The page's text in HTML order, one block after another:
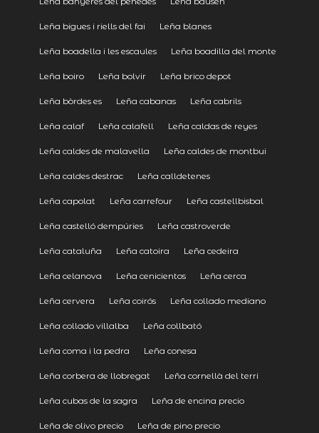
Leña bigues i riells del fai Leña blanes
Leña boadella i les escaules Leña boadilla del monte
Leña boiro Leña bolvir Leña brico depot
Leña bòrdes es Leña cabanas Leña cabrils
Leña calaf Leña calafell Leña caldas de reyes
Leña caldes de malavella Leña caldes de montbui
Leña caldes destrac Leña calldetenes
Leña capolat Leña carrefour Leña castellbisbal
Leña castelló dempúries Leña castroverde
Leña cataluña Leña catoira Leña cedeira
Leña celanova Leña cenicientos Leña cerca
Leña cervera Leña coirós Leña collado mediano
Leña collado villalba Leña collbató
Leña coma i la pedra Leña conesa
Leña corbera de llobregat Leña cornellà del terri
Leña cubas de la sagra Leña de encina precio
Leña de olivo precio Leña de pino precio